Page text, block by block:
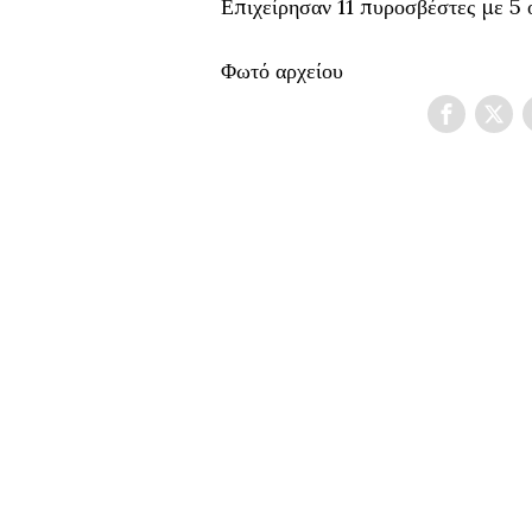
Επιχείρησαν 11 πυροσβέστες με 5
Φωτό αρχείου